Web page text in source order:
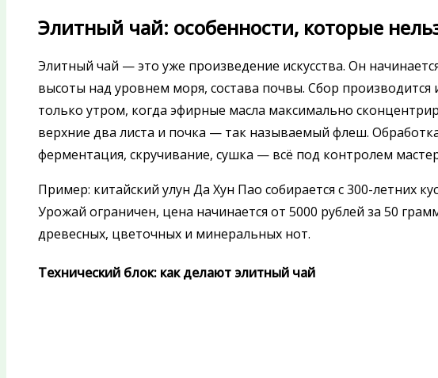
Элитный чай: особенности, которые
Элитный чай — это уже произведение искусства. Он
высоты над уровнем моря, состава почвы. Сбор
только утром, когда эфирные масла максимально
верхние два листа и почка — так называемый флеш.
ферментация, скручивание, сушка — всё под контролем
Пример: китайский улун Да Хун Пао собирается с 300-летних
Урожай ограничен, цена начинается от 5000 рублей за 50
древесных, цветочных и минеральных нот.
Технический блок: как делают элитный чай